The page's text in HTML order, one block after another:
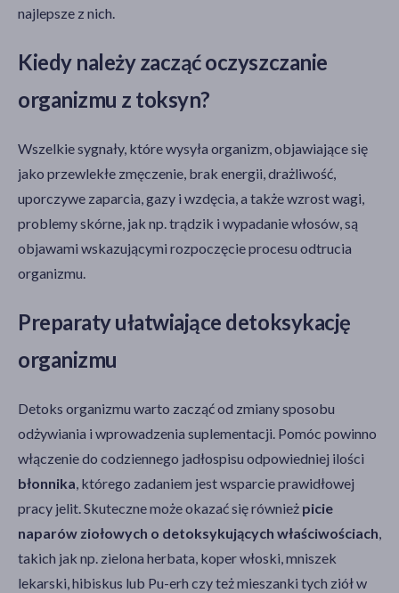
najlepsze z nich.
Kiedy należy zacząć oczyszczanie
organizmu z toksyn?
Wszelkie sygnały, które wysyła organizm, objawiające się
jako przewlekłe zmęczenie, brak energii, drażliwość,
uporczywe zaparcia, gazy i wzdęcia, a także wzrost wagi,
problemy skórne, jak np. trądzik i wypadanie włosów, są
objawami wskazującymi rozpoczęcie procesu odtrucia
organizmu.
Preparaty ułatwiające detoksykację
organizmu
Detoks organizmu warto zacząć od zmiany sposobu
odżywiania i wprowadzenia suplementacji. Pomóc powinno
włączenie do codziennego jadłospisu odpowiedniej ilości
błonnika, którego zadaniem jest wsparcie prawidłowej
pracy jelit. Skuteczne może okazać się również picie
naparów ziołowych o detoksykujących właściwościach,
takich jak np. zielona herbata, koper włoski, mniszek
lekarski, hibiskus lub Pu-erh czy też mieszanki tych ziół w